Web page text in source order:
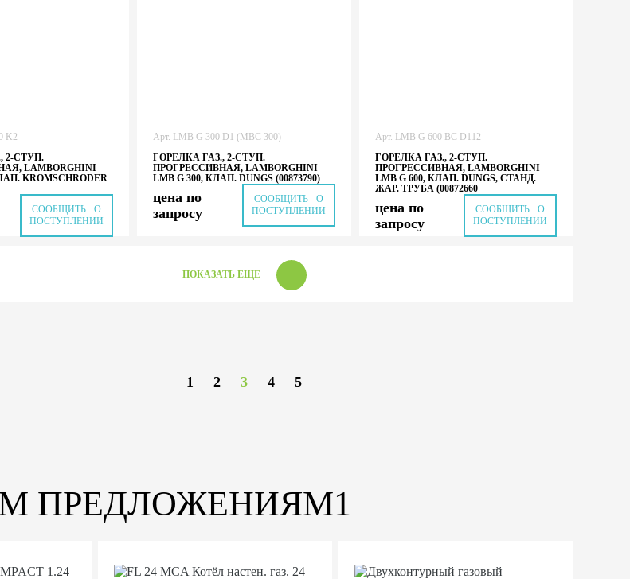
K2
2-СТУП.
LAMBORGHINI
KROMSCHRODER
СООБЩИТЬ О
ПОСТУПЛЕНИИ
Арт. LMB G 300 D1 (MBC 300)
ГОРЕЛКА ГАЗ., 2-СТУП.
ПРОГРЕССИВНАЯ, LAMBORGHINI
LMB G 300, КЛАП. DUNGS (00873790)
цена по
запросу
СООБЩИТЬ О
ПОСТУПЛЕНИИ
Арт. LMB G 600 BC D112
ГОРЕЛКА ГАЗ., 2-СТУП.
ПРОГРЕССИВНАЯ, LAMBORGHINI
LMB G 600, КЛАП. DUNGS, СТАНД.
ЖАР. ТРУБА (00872660
цена по
запросу
СООБЩИТЬ О
ПОСТУПЛЕНИИ
ПОКАЗАТЬ ЕЩЕ
1 2 3 4 5
ПРЕДЛОЖЕНИЯМ1